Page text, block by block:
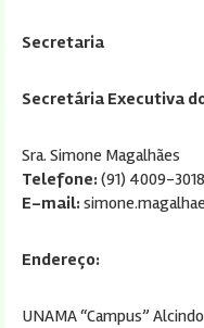
Secretaria
Secretária Executiva
Sra. Simone Magalhães
Telefone:(91) 4009-3018
E-mail:
Endereço:
UNAMA “Campus”